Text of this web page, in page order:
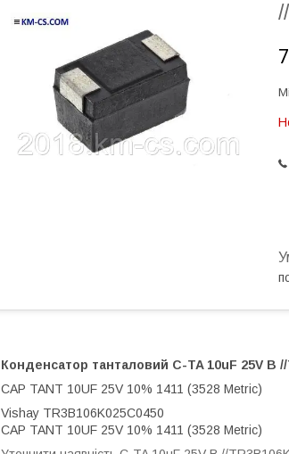
Конденсатор танталовий C-TA 10uF 25V B
CAP TANT 10UF 25V 10% 1411 (3528 Metric)
Vishay TR3B106K025C0450
CAP TANT 10UF 25V 10% 1411 (3528 Metric)